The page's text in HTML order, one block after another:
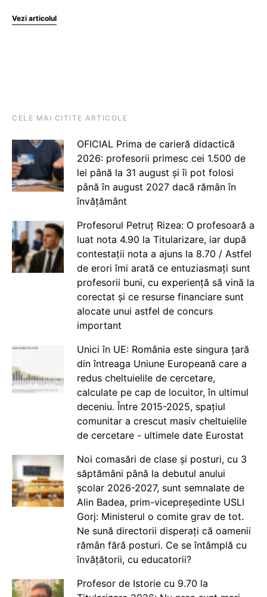
Vezi articolul
CELE MAI CITITE ARTICOLE
OFICIAL Prima de carieră didactică
2026: profesorii primesc cei 1.500 de
lei până la 31 august și îi pot folosi
până în august 2027 dacă rămân în
învățământ
Profesorul Petruț Rizea: O profesoară a
luat nota 4.90 la Titularizare, iar după
contestații nota a ajuns la 8.70 / Astfel
de erori îmi arată ce entuziasmați sunt
profesorii buni, cu experiență să vină la
corectat și ce resurse financiare sunt
alocate unui astfel de concurs
important
Unici în UE: România este singura țară
din întreaga Uniune Europeană care a
redus cheltuielile de cercetare,
calculate pe cap de locuitor, în ultimul
deceniu. Între 2015-2025, spațiul
comunitar a crescut masiv cheltuielile
de cercetare - ultimele date Eurostat
Noi comasări de clase și posturi, cu 3
săptămâni până la debutul anului
școlar 2026-2027, sunt semnalate de
Alin Badea, prim-vicepreședinte USLI
Gorj: Ministerul o comite grav de tot.
Ne sună directorii disperați că oamenii
rămân fără posturi. Ce se întâmplă cu
învățătorii, cu educatorii?
Profesor de Istorie cu 9.70 la